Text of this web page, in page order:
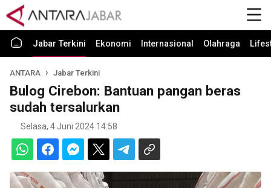
Jabar Terkini Ekonomi Internasional Olahraga
ANTARA Jabar Terkini
Bulog Cirebon: Bantuan pangan beras
sudah tersalurkan
Selasa, 4 Juni 2024 14:58